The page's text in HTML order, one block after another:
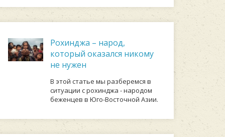
Рохинджа – народ,
который оказался никому
не нужен
В этой статье мы разберемся в
ситуации с рохинджа - народом
беженцев в Юго-Восточной Азии.